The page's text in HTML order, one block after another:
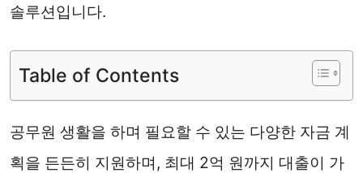
솔루션입니다.
Table of Contents
공무원 생활을 하며 필요할 수 있는 다양한 자금 계
획을 든든히 지원하며, 최대 2억 원까지 대출이 가